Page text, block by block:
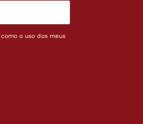
o uso dos meus